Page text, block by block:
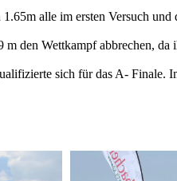
alle im ersten Versuch
den Wettkampf abbrechen,
sich für das A- Finale.